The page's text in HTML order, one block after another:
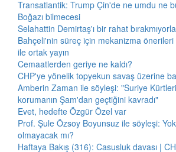
Transatlantik: Trump Çin'de ne umdu ne
Boğazı bilmecesi
Selahattin Demirtaş'ı bir rahat
Bahçeli'nin süreç için mekanizma
ile ortak yayın
Cemaatlerden geriye ne kaldı?
CHP'ye yönelik topyekun savaş üzerine
Amberin Zaman ile söyleşi: "Suriye Kürtleri
korumanın Şam'dan geçtiğini kavradı"
Evet, hedefte Özgür Özel var
Prof. Şule Özsoy Boyunsuz ile söyleşi:
olmayacak mı?
Haftaya Bakış (316): Casusluk davası |